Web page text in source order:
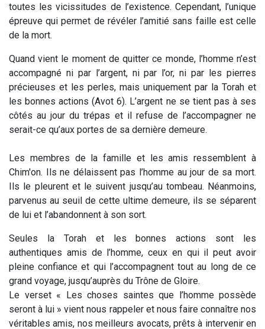
toutes les vicissitudes de l’existence. Cependant, l’unique
épreuve qui permet de révéler l’amitié sans faille est celle
de la mort.
Quand vient le moment de quitter ce monde, l’homme n’est
accompagné ni par l’argent, ni par l’or, ni par les pierres
précieuses et les perles, mais uniquement par la Torah et
les bonnes actions (Avot 6). L’argent ne se tient pas à ses
côtés au jour du trépas et il refuse de l’accompagner ne
serait-ce qu’aux portes de sa dernière demeure.
Les membres de la famille et les amis ressemblent à
Chim'on. Ils ne délaissent pas l’homme au jour de sa mort.
Ils le pleurent et le suivent jusqu’au tombeau. Néanmoins,
parvenus au seuil de cette ultime demeure, ils se séparent
de lui et l’abandonnent à son sort.
Seules la Torah et les bonnes actions sont les
authentiques amis de l’homme, ceux en qui il peut avoir
pleine confiance et qui l’accompagnent tout au long de ce
grand voyage, jusqu’auprès du Trône de Gloire.
Le verset « Les choses saintes que l’homme possède
seront à lui » vient nous rappeler et nous faire connaître nos
véritables amis, nos meilleurs avocats, prêts à intervenir en